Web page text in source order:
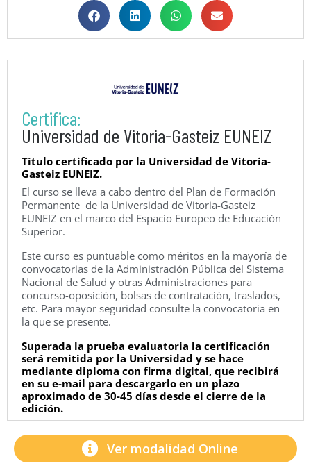
Certifica:
Universidad de Vitoria-Gasteiz EUNEIZ
Título certificado por la Universidad de Vitoria-
Gasteiz EUNEIZ.
El curso se lleva a cabo dentro del Plan de Formación
Permanente de la Universidad de Vitoria-Gasteiz
EUNEIZ en el marco del Espacio Europeo de Educación
Superior.
Este curso es puntuable como méritos en la mayoría de
convocatorias de la Administración Pública del Sistema
Nacional de Salud y otras Administraciones para
concurso-oposición, bolsas de contratación, traslados,
etc. Para mayor seguridad consulte la convocatoria en
la que se presente.
Superada la prueba evaluatoria la certificación
será remitida por la Universidad y se hace
mediante diploma con firma digital, que recibirá
en su e-mail para descargarlo en un plazo
aproximado de 30-45 días desde el cierre de la
edición.
Ver modalidad Online